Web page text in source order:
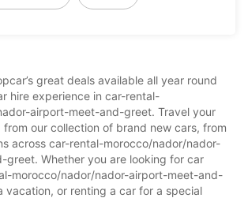
great deals available all year round
hire experience in car-rental-
airport-meet-and-greet. Travel your
our collection of brand new cars, from
across car-rental-morocco/nador/nador-
greet. Whether you are looking for car
morocco/nador/nador-airport-meet-and-
vacation, or renting a car for a special